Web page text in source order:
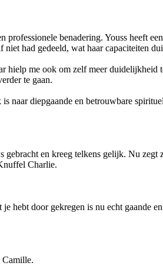
benadering. Youss heeft
had gedeeld, wat haar capaciteiten
hielp me ook om zelf meer duidelijkheid
te gaan.
naar diepgaande en betrouwbare
en kreeg telkens gelijk. Nu zegt
Charlie.
door gekregen is nu echt gaande
Camille.